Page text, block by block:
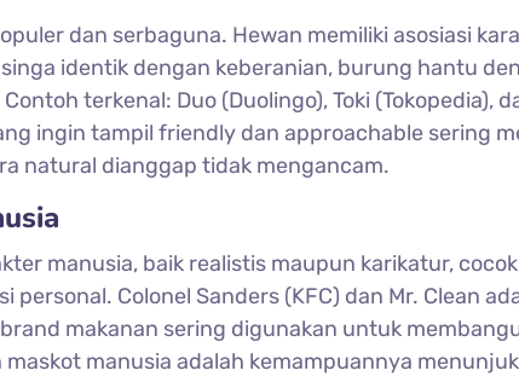
dan serbaguna. Hewan memiliki asosiasi
identik dengan keberanian, burung hantu
terkenal: Duo (Duolingo), Toki (Tokopedia),
ingin tampil friendly dan approachable sering
natural dianggap tidak mengancam.
manusia, baik realistis maupun karikatur,
personal. Colonel Sanders (KFC) dan Mr. Clean
makanan sering digunakan untuk
maskot manusia adalah kemampuannya